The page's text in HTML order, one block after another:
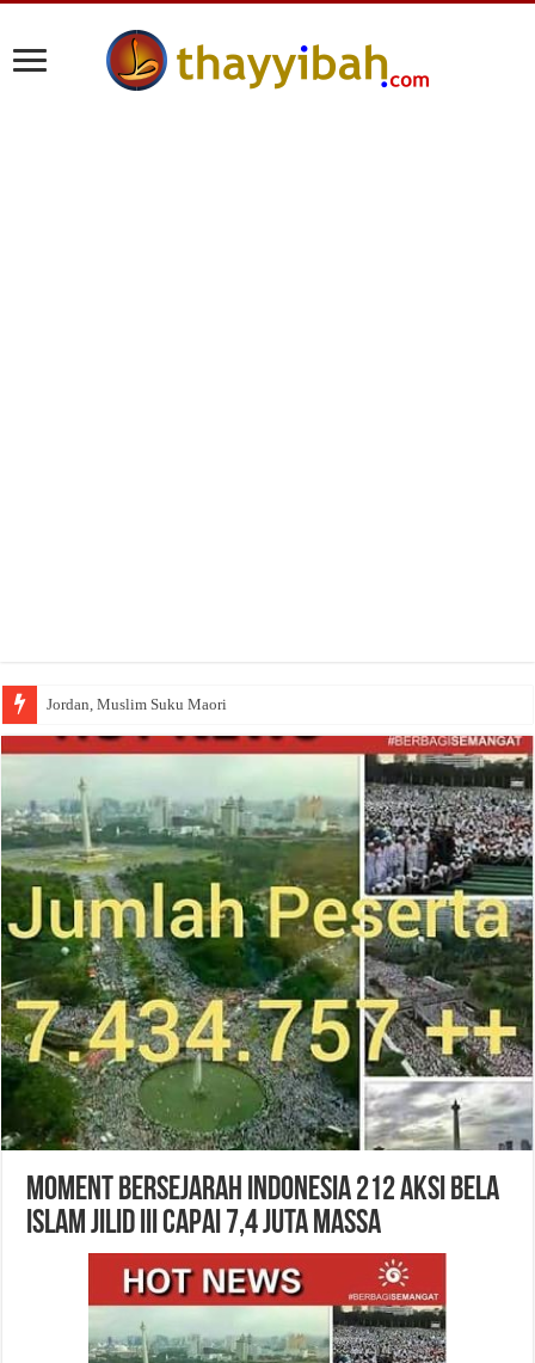
Jordan, Muslim Suku Maori
Moment bersejarah Indonesia 212 Aksi Bela
Islam Jilid III Capai 7,4 Juta Massa